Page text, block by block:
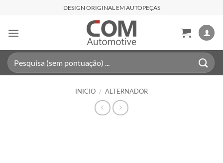
contenido
DESIGN ORIGINAL EM AUTOPEÇAS
Buscar
por:
INICIO / ALTERNADOR